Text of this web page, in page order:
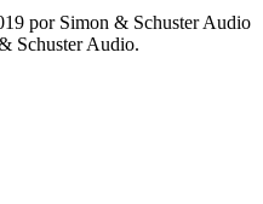
por Simon & Schuster Audio
Schuster Audio.